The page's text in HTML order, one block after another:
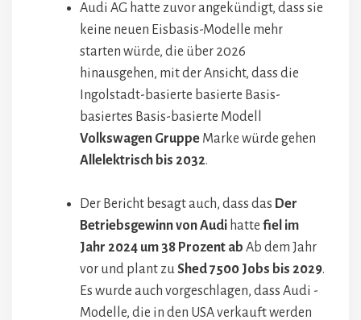
Audi AG hatte zuvor angekündigt, dass sie
keine neuen Eisbasis-Modelle mehr
starten würde, die über 2026
hinausgehen, mit der Ansicht, dass die
Ingolstadt-basierte basierte Basis-
basiertes Basis-basierte Modell
Volkswagen Gruppe Marke würde gehen
Allelektrisch bis 2032.
Der Bericht besagt auch, dass das Der
Betriebsgewinn von Audi hatte fiel im
Jahr 2024 um 38 Prozent ab Ab dem Jahr
vor und plant zuShed 7500 Jobs bis 2029.
Es wurde auch vorgeschlagen, dass Audi -
Modelle, die in den USA verkauft werden